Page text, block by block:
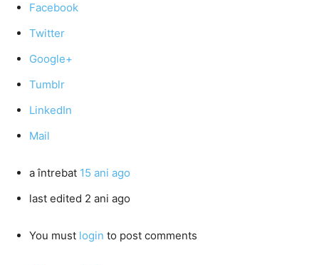
Facebook
Twitter
Google+
Tumblr
LinkedIn
Mail
a întrebat 15 ani ago
last edited 2 ani ago
You must login to post comments